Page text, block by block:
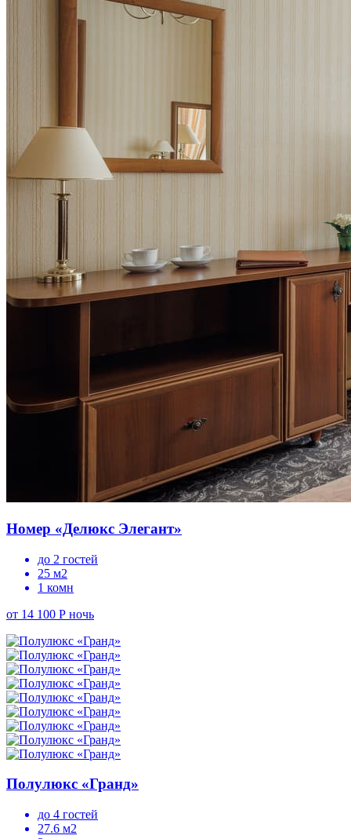
Социальные сети
Номер «Делюкс Элегант»
до 2 гостей
25 м2
1 комн
от 14 100 Р ночь
Полулюкс «Гранд»
до 4 гостей
27.6 м2